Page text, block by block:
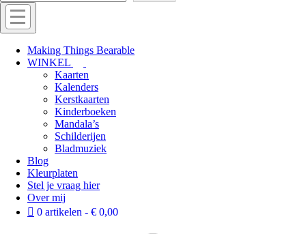
Hoofd
navigatie
Menu
Making Things Bearable
WINKEL
Kaarten
Kalenders
Kerstkaarten
Kinderboeken
Mandala’s
Schilderijen
Bladmuziek
Blog
Kleurplaten
Stel je vraag hier
Over mij
0 artikelen
€ 0,00